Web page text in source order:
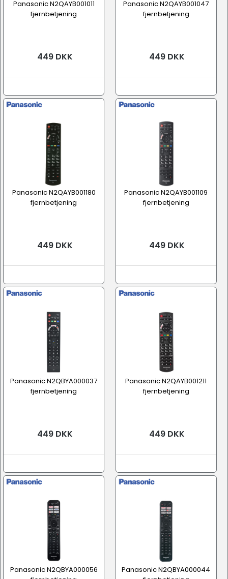
Panasonic N2QAYB001011
fjernbetjening
449 DKK
Panasonic N2QAYB001047
fjernbetjening
449 DKK
Panasonic N2QAYB001180
fjernbetjening
449 DKK
Panasonic N2QAYB001109
fjernbetjening
449 DKK
Panasonic N2QBYA000037
fjernbetjening
449 DKK
Panasonic N2QAYB001211
fjernbetjening
449 DKK
Panasonic N2QBYA000056
Panasonic N2QBYA000044